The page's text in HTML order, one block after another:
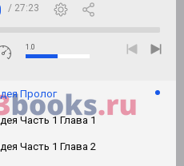
/ 27:23
1.0
Пролог
Часть 1 Глава 1
Часть 1 Глава 2